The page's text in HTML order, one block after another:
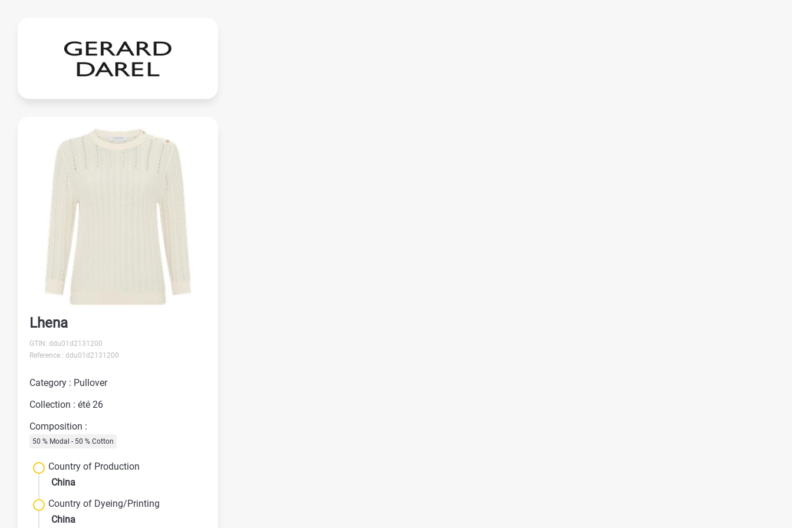
Lhena
GTIN: ddu01d2131200
Reference : ddu01d2131200
Category : Pullover
Collection : été 26
Composition :
50 % Modal - 50 % Cotton
Country of Production
China
Country of Dyeing/Printing
China